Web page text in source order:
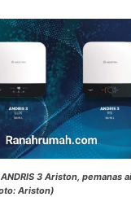
3 Ariston, pemanas
Ariston)